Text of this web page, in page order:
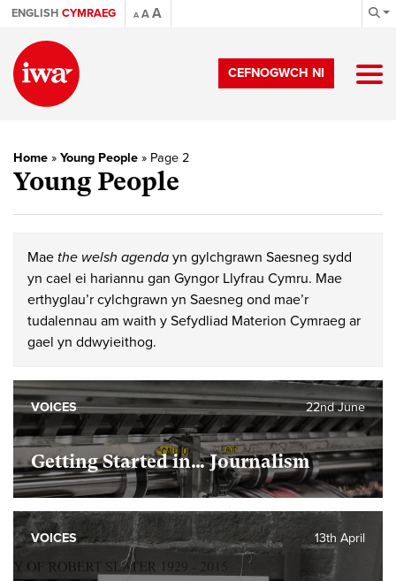
ENGLISH CYMRAEG A AA
CEFNOGWCH NI
Home » Young People » Page 2
Young People
Mae the welsh agenda yn gylchgrawn Saesneg sydd
yn cael ei hariannu gan Gyngor Llyfrau Cymru. Mae
erthyglau’r cylchgrawn yn Saesneg ond mae’r
tudalennau am waith y Sefydliad Materion Cymraeg ar
gael yn ddwyieithog.
Getting Started in… Journalism
22nd June
VOICES
13th April
VOICES